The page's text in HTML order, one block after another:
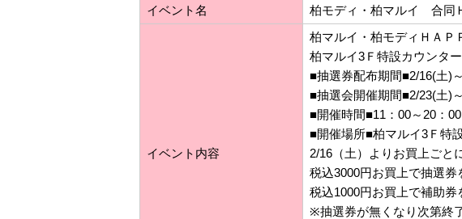
イベント名 柏モディ・柏マルイ 合同
イベント内容
柏マルイ・柏モディＨＡＰ
柏マルイ3Ｆ特設カウンタ
■抽選券配布期間■2/16(土)
■抽選会開催期間■2/23(土)
■開催時間■11：00～20：00
■開催場所■柏マルイ3Ｆ特
2/16（土）よりお買上ごと
税込3000円お買上で抽選券
税込1000円お買上で補助券
※抽選券が無くなり次第終